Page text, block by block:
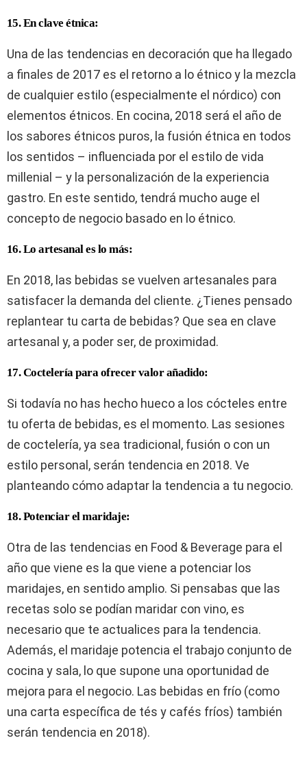
15. En clave étnica:
Una de las tendencias en decoración que ha llegado
a finales de 2017 es el retorno a lo étnico y la mezcla
de cualquier estilo (especialmente el nórdico) con
elementos étnicos. En cocina, 2018 será el año de
los sabores étnicos puros, la fusión étnica en todos
los sentidos – influenciada por el estilo de vida
millenial – y la personalización de la experiencia
gastro. En este sentido, tendrá mucho auge el
concepto de negocio basado en lo étnico.
16. Lo artesanal es lo más:
En 2018, las bebidas se vuelven artesanales para
satisfacer la demanda del cliente. ¿Tienes pensado
replantear tu carta de bebidas? Que sea en clave
artesanal y, a poder ser, de proximidad.
17. Coctelería para ofrecer valor añadido:
Si todavía no has hecho hueco a los cócteles entre
tu oferta de bebidas, es el momento. Las sesiones
de coctelería, ya sea tradicional, fusión o con un
estilo personal, serán tendencia en 2018. Ve
planteando cómo adaptar la tendencia a tu negocio.
18. Potenciar el maridaje:
Otra de las tendencias en Food & Beverage para el
año que viene es la que viene a potenciar los
maridajes, en sentido amplio. Si pensabas que las
recetas solo se podían maridar con vino, es
necesario que te actualices para la tendencia.
Además, el maridaje potencia el trabajo conjunto de
cocina y sala, lo que supone una oportunidad de
mejora para el negocio. Las bebidas en frío (como
una carta específica de tés y cafés fríos) también
serán tendencia en 2018).